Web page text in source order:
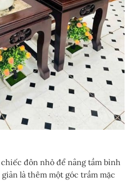
đôn nhỏ để nâng tầm bình
là thêm một góc trầm mặc